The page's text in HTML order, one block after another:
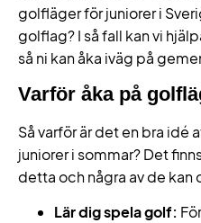
golfläger för juniorer i
golflag? I så fall kan vi
så ni kan åka iväg på
Varför åka på
Så varför är det en bra idé
juniorer i sommar? Det
detta och några av de kan
Lär dig spela golf: